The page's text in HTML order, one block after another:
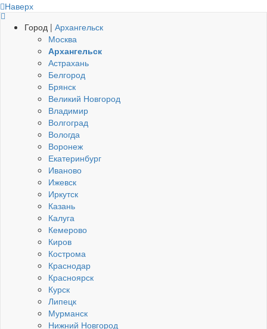
Наверх
Город | Архангельск
Москва
Архангельск
Астрахань
Белгород
Брянск
Великий Новгород
Владимир
Волгоград
Вологда
Воронеж
Екатеринбург
Иваново
Ижевск
Иркутск
Казань
Калуга
Кемерово
Киров
Кострома
Краснодар
Красноярск
Курск
Липецк
Мурманск
Нижний Новгород